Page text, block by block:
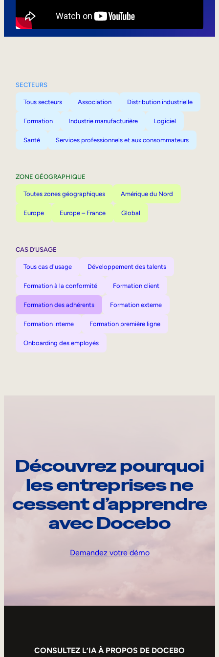
SECTEURS
Tous secteurs Association Distribution industrielle
Formation Industrie manufacturière Logiciel
Santé Services professionnels et aux consommateurs
ZONE GÉOGRAPHIQUE
Toutes zones géographiques Amérique du Nord
Europe Europe – France Global
CAS D’USAGE
Tous cas d'usage Développement des talents
Formation à la conformité Formation client
Formation des adhérents Formation externe
Formation interne Formation première ligne
Onboarding des employés
Découvrez pourquoi
les entreprises ne
cessent d’apprendre
avec Docebo
Demandez votre démo
CONSULTEZ L’IA À PROPOS DE DOCEBO